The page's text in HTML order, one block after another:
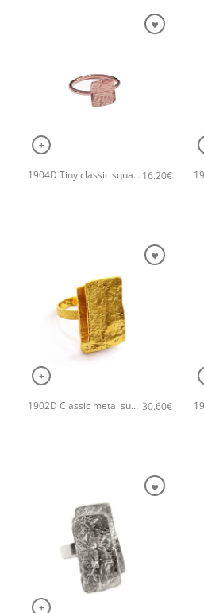
+
1904D Tiny classic square χειροποίητο δαχτυλιδι Catherine bijoux Ροζ χρυσό16.20€
+
1902D Classic metal superb χειροποίητο δαχτυλιδι Catherine bijoux Χρυσό 30.60€
+